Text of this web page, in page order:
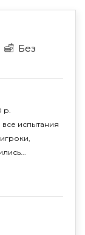
Без
р.
испытания